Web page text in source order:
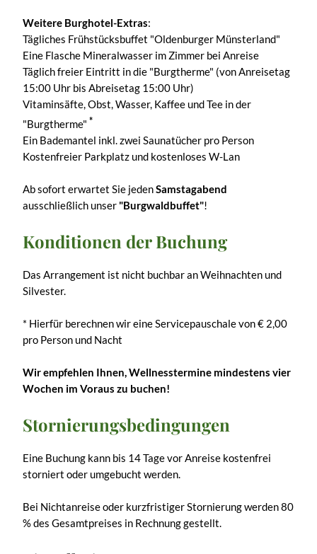
Weitere Burghotel-Extras:
Tägliches Frühstücksbuffet "Oldenburger Münsterland"
Eine Flasche Mineralwasser im Zimmer bei Anreise
Täglich freier Eintritt in die "Burgtherme" (von Anreisetag
15:00 Uhr bis Abreisetag 15:00 Uhr)
Vitaminsäfte, Obst, Wasser, Kaffee und Tee in der
"Burgtherme" *
Ein Bademantel inkl. zwei Saunatücher pro Person
Kostenfreier Parkplatz und kostenloses W-Lan
Ab sofort erwartet Sie jedenSamstagabend
ausschließlich unser "Burgwaldbuffet"!
Kondi­tionen der Buchung
Das Arrangement ist nicht buchbar an Weihnachten und
Silvester.
* Hierfür berechnen wir eine Servicepauschale von € 2,00
pro Person und Nacht
Wir empfehlen Ihnen, Wellnesstermine mindestens vier
Wochen im Voraus zu buchen!
Stornie­rungs­be­din­gungen
Eine Buchung kann bis 14 Tage vor Anreise kostenfrei
storniert oder umgebucht werden.
Bei Nichtanreise oder kurzfristiger Stornierung werden 80
% des Gesamtpreises in Rechnung gestellt.